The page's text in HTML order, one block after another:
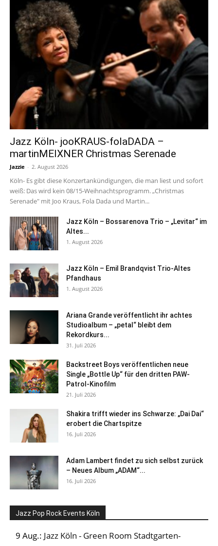
Jazz Köln- jooKRAUS-folaDADA –
martinMEIXNER Christmas Serenade
Jazzie - 2. August 2026
Köln- Es gibt diese Konzertankündigungen, die man liest und sofort
weiß: Das wird kein 08/15-Weihnachtsprogramm. „Christmas
Serenade" mit Joo Kraus, Fola Dada und Martin...
Jazz Köln – Bossarenova Trio – „Levitar“ im
Altes...
1. August 2026
Jazz Köln – Emil Brandqvist Trio-Altes
Pfandhaus
1. August 2026
Ariana Grande veröffentlicht ihr achtes
Studioalbum – „petal“ bleibt dem
Rekordkurs...
31. Juli 2026
Backstreet Boys veröffentlichen neue
Single „Bottle Up“ für den dritten PAW-
Patrol-Kinofilm
21. Juli 2026
Shakira trifft wieder ins Schwarze: „Dai Dai“
erobert die Chartspitze
16. Juli 2026
Adam Lambert findet zu sich selbst zurück
– Neues Album „ADAM“...
16. Juli 2026
Jazz Pop Rock Events Köln
9 Aug.: Jazz Köln - Green Room Stadtgarten-